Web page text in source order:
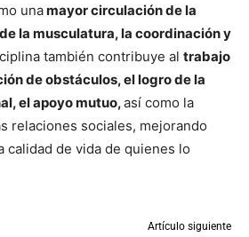
unamayor circulación de la
la musculatura, la coordinación y
también contribuye al trabajo
de obstáculos, el logro de la
el apoyo mutuo,así como la
relaciones sociales, mejorando
calidad de vida de quienes lo
Artículo siguiente